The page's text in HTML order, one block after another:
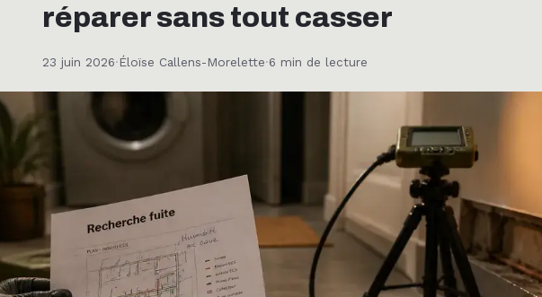
réparer sans tout casser
23 juin 2026·Éloïse Callens-Morelette·6 min de lecture